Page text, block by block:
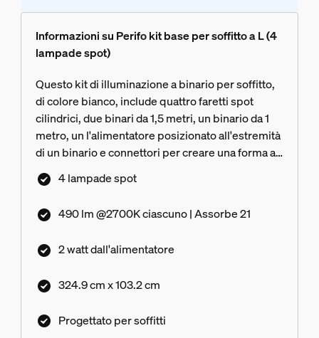
Informazioni su Perifo kit base per soffitto a L (4
lampade spot)
Questo kit di illuminazione a binario per soffitto,
di colore bianco, include quattro faretti spot
cilindrici, due binari da 1,5 metri, un binario da 1
metro, un l'alimentatore posizionato all'estremità
di un binario e connettori per creare una forma a
L orientata a sinistra.
4 lampade spot
490 lm @2700K ciascuno | Assorbe 21
2 watt dall'alimentatore
324.9 cm x 103.2 cm
Progettato per soffitti